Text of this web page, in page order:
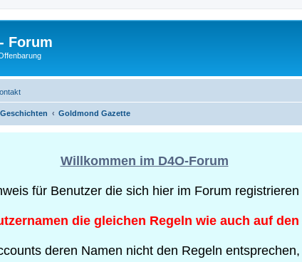
Forum
Goldmond Gazette
Willkommen im D4O-Forum
für Benutzer die sich hier im Forum
die gleichen Regeln wie auch auf
deren Namen nicht den Regeln